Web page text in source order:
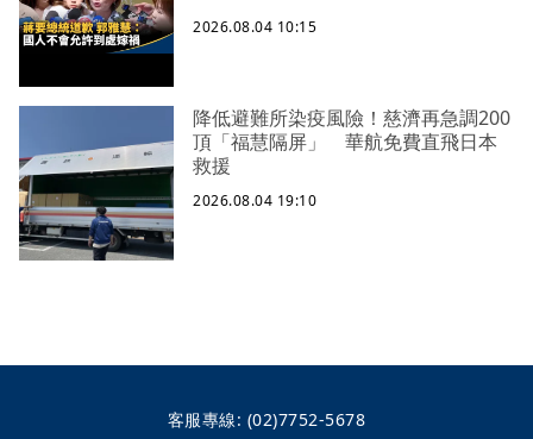
2026.08.04 10:15
降低避難所染疫風險！慈濟再急調200
頂「福慧隔屏」 華航免費直飛日本
救援
2026.08.04 19:10
客服專線: (02)7752-5678